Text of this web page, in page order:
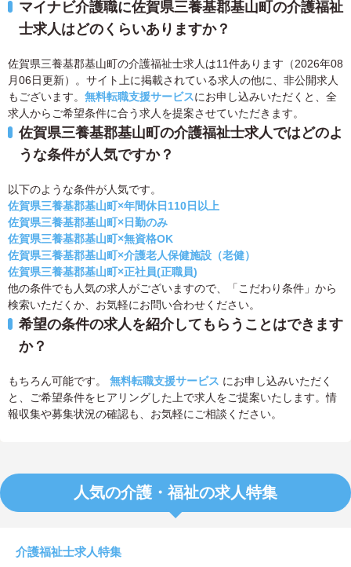
マイナビ介護職に佐賀県三養基郡基山町の介護福祉
士求人はどのくらいありますか？
佐賀県三養基郡基山町の介護福祉士求人は11件あります（2026年08
月06日更新）。サイト上に掲載されている求人の他に、非公開求人
もございます。 無料転職支援サービスにお申し込みいただくと、全
求人からご希望条件に合う求人を提案させていただきます。
佐賀県三養基郡基山町の介護福祉士求人ではどのよ
うな条件が人気ですか？
以下のような条件が人気です。
佐賀県三養基郡基山町×年間休日110日以上
佐賀県三養基郡基山町×日勤のみ
佐賀県三養基郡基山町×無資格OK
佐賀県三養基郡基山町×介護老人保健施設（老健）
佐賀県三養基郡基山町×正社員(正職員)
他の条件でも人気の求人がございますので、「こだわり条件」から
検索いただくか、お気軽にお問い合わせください。
希望の条件の求人を紹介してもらうことはできます
か？
もちろん可能です。 無料転職支援サービス にお申し込みいただく
と、ご希望条件をヒアリングした上で求人をご提案いたします。情
報収集や募集状況の確認も、お気軽にご相談ください。
人気の介護・福祉の求人特集
介護福祉士求人特集